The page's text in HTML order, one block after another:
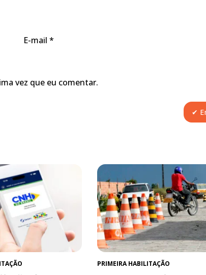
E-mail *
vez que eu comentar.
PRIMEIRA HABILITAÇÃO